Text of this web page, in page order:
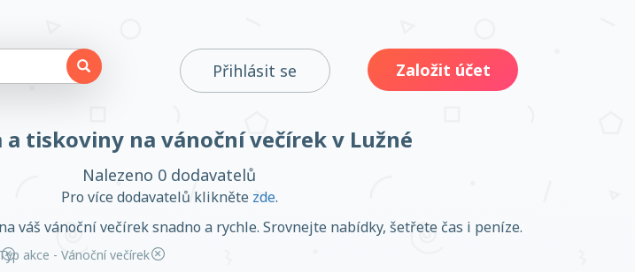
Přihlásit se Založit účet
a tiskoviny na vánoční večírek v Lužné
Nalezeno 0 dodavatelů
Pro více dodavatelů klikněte zde.
váš vánoční večírek snadno a rychle. Srovnejte nabídky, šetřete čas i peníze.
akce - Vánoční večírek